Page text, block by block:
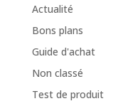
Actualité
Bons plans
Guide d'achat
Non classé
Test de produit